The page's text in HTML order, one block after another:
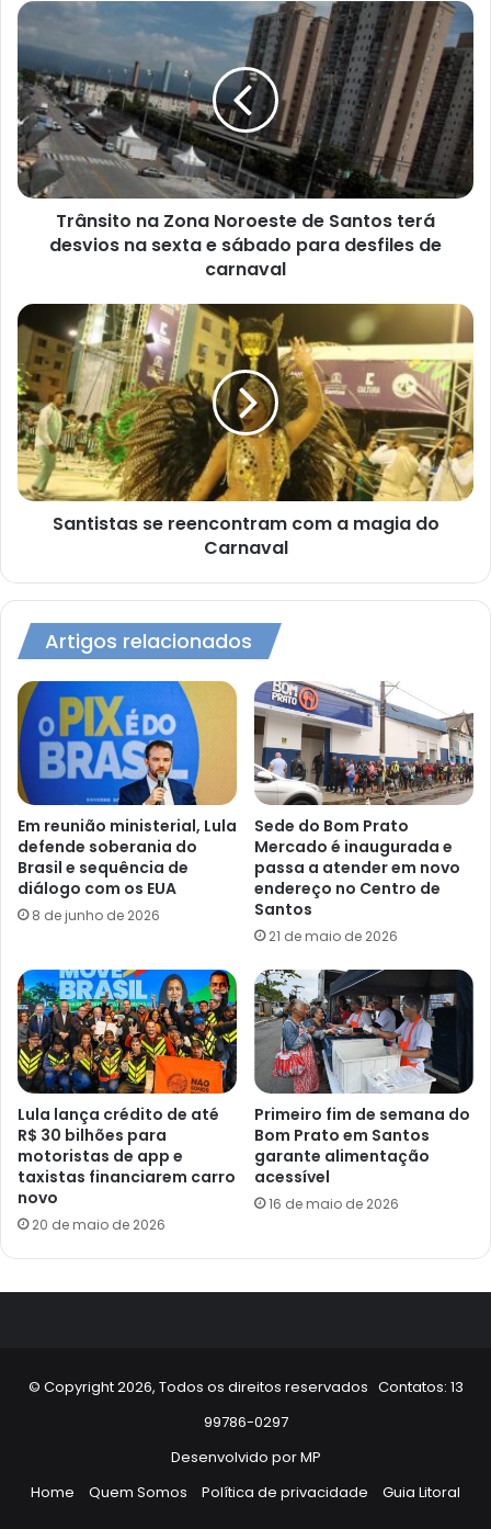
Trânsito
na
Zona
Noroeste de
Santos
terá
desvios
na
sexta e sábado para
desfilesTrânsito na Zona Noroeste de Santos terá
desvios na sexta e sábado para desfiles de
carnaval
Santistas
se
reencontram
com
a
magia
do
Carnaval
Santistas se reencontram com a magia do
Carnaval
Artigos relacionados
Em reunião ministerial, Lula
defende soberania do
Brasil e sequência de
diálogo com os EUA
8 de junho de 2026
Sede do Bom Prato
Mercado é inaugurada e
passa a atender em novo
endereço no Centro de
Santos
21 de maio de 2026
Lula lança crédito de até
R$ 30 bilhões para
motoristas de app e
taxistas financiarem carro
novo
20 de maio de 2026
Primeiro fim de semana do
Bom Prato em Santos
garante alimentação
acessível
16 de maio de 2026
© Copyright 2026, Todos os direitos reservados Contatos: 13
99786-0297
Desenvolvido porMP
Home
Quem Somos Política de privacidade Guia Litoral